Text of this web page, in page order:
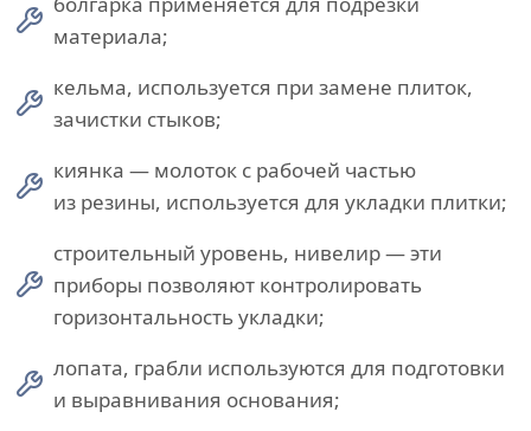
материала;
кельма, используется при замене плиток,
зачистки стыков;
киянка — молоток с рабочей частью
из резины, используется для укладки плитки;
строительный уровень, нивелир — эти
приборы позволяют контролировать
горизонтальность укладки;
лопата, грабли используются для подготовки
и выравнивания основания;